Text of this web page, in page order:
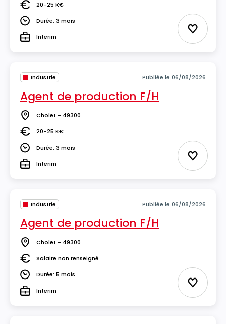
Salaire20-25 K€
DuréeDurée: 3 mois
TypeInterim Ajouter
Industrie Publiée le 06/08/2026
Agent de production F/H
Lieu Cholet - 49300
Salaire20-25 K€
DuréeDurée: 3 mois
TypeInterim Ajouter
Industrie Publiée le 06/08/2026
Agent de production F/H
Lieu Cholet - 49300
SalaireSalaire non renseigné
DuréeDurée: 5 mois
TypeInterim Ajouter